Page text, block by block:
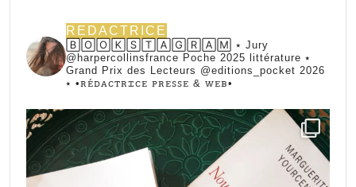
REDACTRICE
🄱🄾🄾🄺🅂🅃🄰🄶🅁🄰🄼 ⭑ Jury
@harpercollinsfrance Poche 2025 littérature ⭑
Grand Prix des Lecteurs @editions_pocket 2026
⭑ •ꭱꭼ́ꭰꭺꮯꭲꭱꮖꮯꭼ ꮲꭱꭼꮪꮪꭼ & ꮃꭼᏼ•